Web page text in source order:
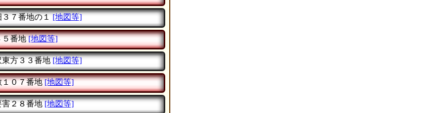
７番地の１ [地図等]
番地 [地図等]
方３３番地 [地図等]
０７番地 [地図等]
２８番地 [地図等]